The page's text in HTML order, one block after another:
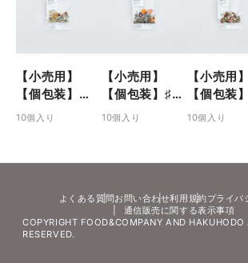
【小売用】
【個包装】＜
Turn on はじ
ティー（個包
ッグ）┃クラ
フトハーブテ
ィー・ノンカ
10個入り
【小売用】
【個包装】♯
Warm up 高め
ィー（個包装
グ）┃クラフ
トハーブティ
10個入り
【小売用】
【個包装
Cheer up
ーブティ
ィーバッ
┃クラフ
10個入り
よくある質問お問い合わせ利用規約プライバ
通信販売に関する表示事項
COPYRIGHT FOOD&COMPANY AND HAKUHODO
RESERVED.